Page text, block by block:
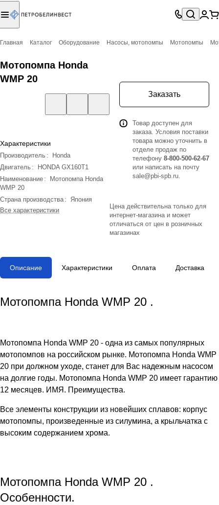
Главная Каталог Оборудование Насосы, мотопомпы Мотопомпы
Мотопомпа Honda
WMP 20
Характеристики
Производитель :
Honda
Двигатель :
HONDA GX160T1
Наименование :
Мотопомпа Honda
WMP 20
Страна производства :
Япония
Все характеристики
Заказать
Товар доступен для
заказа. Условия поставки
товара можно уточнить в
отделе продаж по
телефону 8-800-500-62-67
или написать на почту
sale@pbi-spb.ru.
Цена действительна только для
интернет-магазина и может
отличаться от цен в розничных
магазинах
Описание Характеристики Оплата Доставка
Мотопомпа Honda WMP 20 .
Мотопомпа Honda WMP 20 - одна из самых популярных
мотопомпов на российском рынке. Мотопомпа Honda WMP
20 при должном уходе, станет для Вас надежным насосом
на долгие годы. Мотопомпа Honda WMP 20 имеет гарантию
12 месяцев. ИМЯ. Преимущества.
Все элементы конструкции из новейших сплавов: корпус
мотопомпы, произведенные из силумина, а крыльчатка с
высоким содержанием хрома.
Мотопомпа Honda WMP 20 .
Особенности.